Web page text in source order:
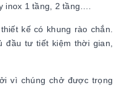
inox 1 tầng, 2 tầng….
kế có khung rào chắn.
đầu tư tiết kiệm thời gian,
vì chúng chở được trọng